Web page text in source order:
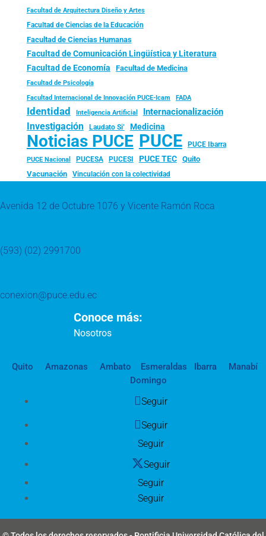
Facultad de Arquitectura Diseño y Artes
Facultad de Ciencias de la Educación
Facultad de Ciencias Humanas
Facultad de Comunicación Lingüística y Literatura
Facultad de Economía Facultad de Medicina
Facultad de Psicología
Facultad Internacional de Innovación PUCE-Icam FADA
Identidad Inteligencia Artificial Internacionalización
Investigación Laudato Si’ Medicina
Noticias PUCE PUCE PUCE Ibarra
PUCE Nacional PUCESA PUCESI PUCE TEC
Quito
Vacunación
Vinculación con la colectividad
Avenida 12 de Octubre 1076 y Vicente Ramón Roca
(593) (02) 2991700
conexion@puce.edu.ec
Conoce más:
Nosotros
Quito Amazonas Ambato Esmeraldas Ibarra
Manabí
Domingo
Seguir
Seguir
Seguir
Seguir
Seguir
Seguir